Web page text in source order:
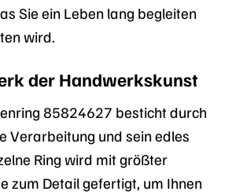
Sie ein Leben lang begleiten
wird.
der Handwerkskunst
85824627 besticht durch
Verarbeitung und sein edles
Ring wird mit größter
zum Detail gefertigt, um Ihnen